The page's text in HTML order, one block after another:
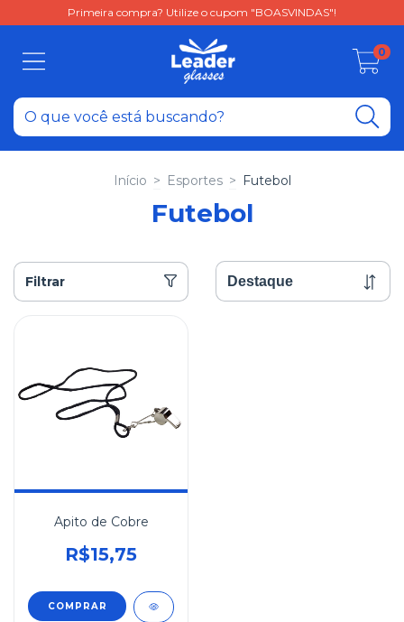
Primeira compra? Utilize o cupom "BOASVINDAS"!
0
Início > Esportes > Futebol
Futebol
Filtrar
Apito de Cobre
R$15,75